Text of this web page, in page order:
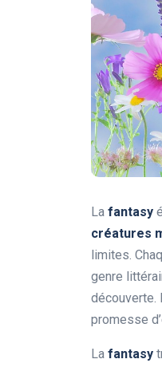
La fantasy
créatures
limites.
genre
découverte.
promesse
La fantasy